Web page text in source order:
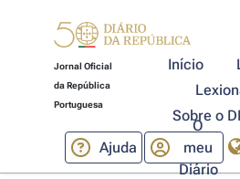
Jornal Oficial
da República
Portuguesa
Início
Sobre o
Ajuda
O
meu
Diário